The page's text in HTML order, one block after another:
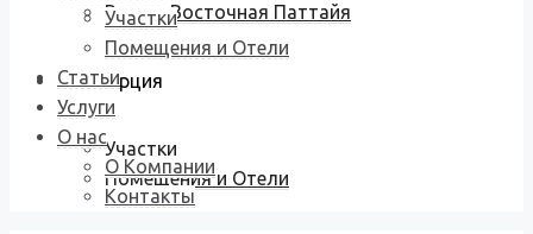
Виллы Восточная Паттайя
Коммерция
Участки
Помещения и Отели
Участки
Помещения и Отели
Статьи
Услуги
О нас
О Компании
Контакты